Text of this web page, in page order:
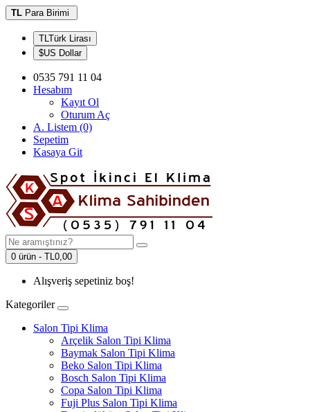
TL Para Birimi
TLTürk Lirası
$US Dollar
0535 791 11 04
Hesabım
Kayıt Ol
Oturum Aç
A. Listem (0)
Sepetim
Kasaya Git
0 ürün - TL0,00
Alışveriş sepetiniz boş!
Kategoriler
Salon Tipi Klima
Arçelik Salon Tipi Klima
Baymak Salon Tipi Klima
Beko Salon Tipi Klima
Bosch Salon Tipi Klima
Copa Salon Tipi Klima
Fuji Plus Salon Tipi Klima